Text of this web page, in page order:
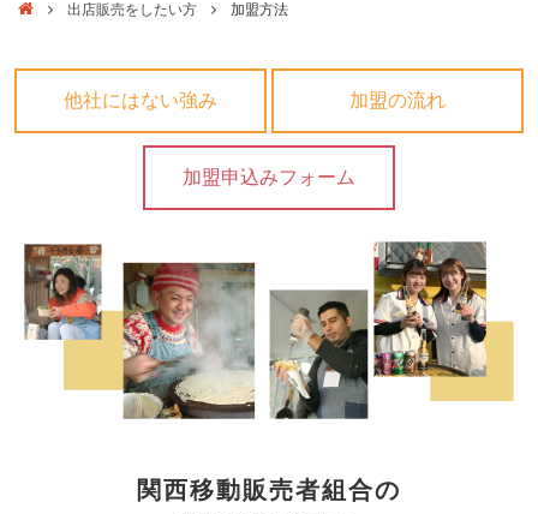
出店販売をしたい方 加盟方法
他社にはない強み 加盟の流れ
加盟申込みフォーム
関西移動販売者組合の